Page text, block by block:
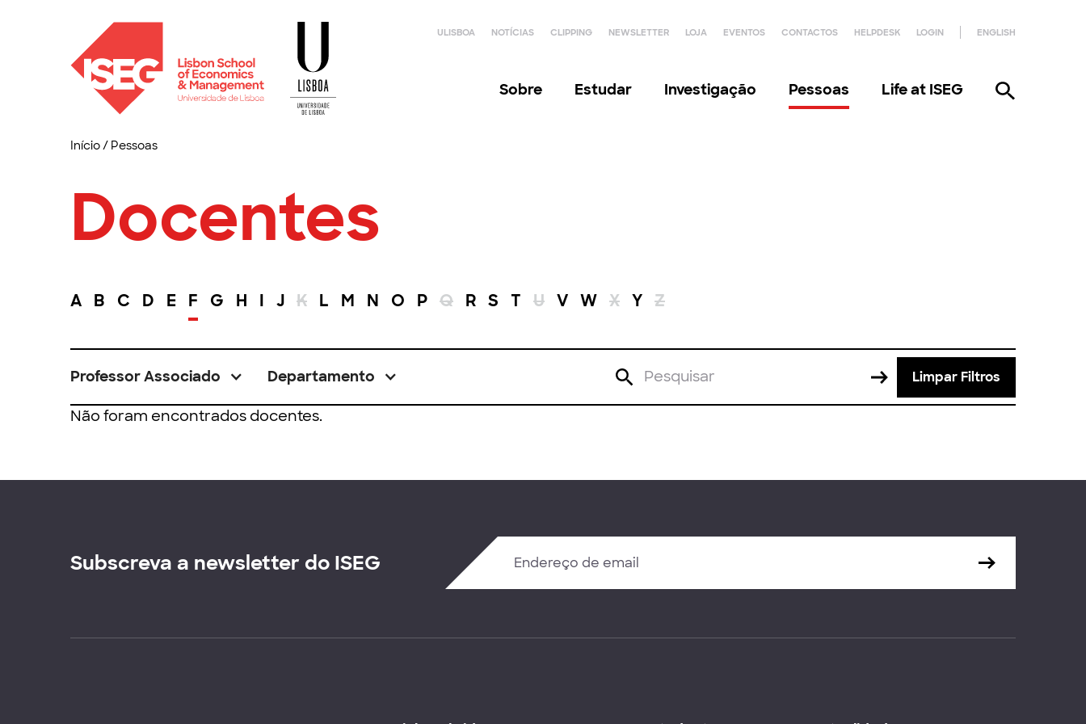
ULISBOA NOTÍCIAS CLIPPING NEWSLETTER LOJA EVENTOS CONTACTOS HELPDESK LOGIN ENGLISH
Sobre Estudar Investigação Pessoas Life at ISEG
Início/ Pessoas
Docentes
A B C D E F G H I J K L M N O P Q R S T U V W X Y Z
Professor Associado Departamento Limpar Filtros
Não foram encontrados docentes.
Subscreva a newsletter do ISEG